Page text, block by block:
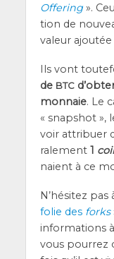
Offe­ring».
tion de
valeur
Ils vont
de BTC
mon­naie. Le
« snap­shot »,
voir attri­buer
ra­le­ment 1
naient à ce
N’hé­si­tez
folie des forks
infor­ma­tions
vous pour­rez